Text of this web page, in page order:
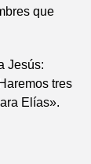
que
Jesús:
tres
Elías».